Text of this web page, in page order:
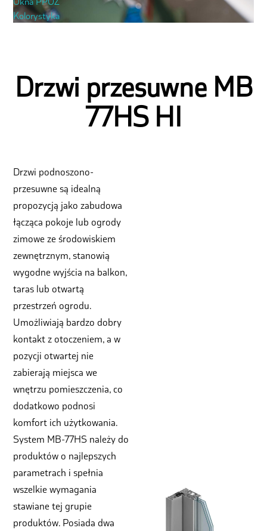
Kolorystyka
Drzwi przesuwne MB
77HS HI
Drzwi podnoszono-
przesuwne są idealną
propozycją jako zabudowa
łącząca pokoje lub ogrody
zimowe ze środowiskiem
zewnętrznym, stanowią
wygodne wyjścia na balkon,
taras lub otwartą
przestrzeń ogrodu.
Umożliwiają bardzo dobry
kontakt z otoczeniem, a w
pozycji otwartej nie
zabierają miejsca we
wnętrzu pomieszczenia, co
dodatkowo podnosi
komfort ich użytkowania.
System MB-77HS należy do
produktów o najlepszych
parametrach i spełnia
wszelkie wymagania
stawiane tej grupie
produktów. Posiada dwa